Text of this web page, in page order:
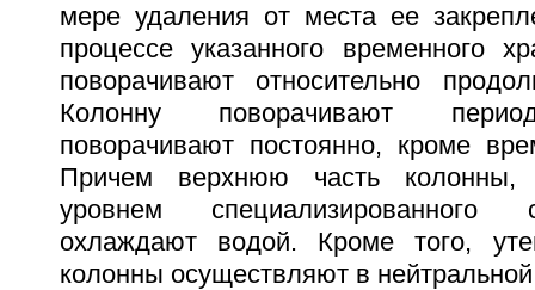
мере удаления от места ее
процессе указанного временного
поворачивают относительно
Колонну поворачивают
поворачивают постоянно, кроме
Причем верхнюю часть
уровнем специализированного
охлаждают водой. Кроме того,
колонны осуществляют в